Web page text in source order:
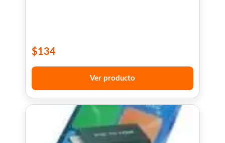
$134
Ver producto